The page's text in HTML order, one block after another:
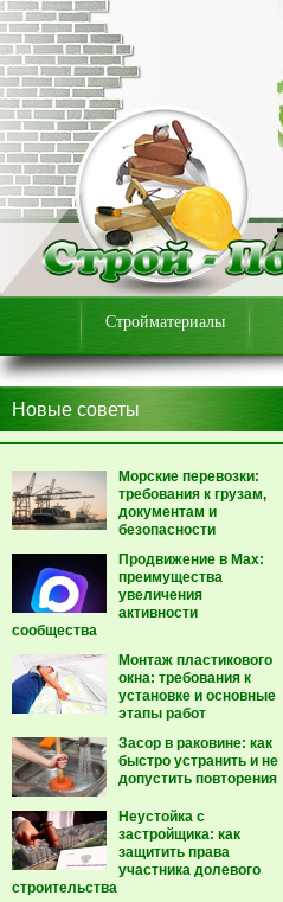
Стройматериалы
Новые советы
Морские перевозки:
требования к грузам,
документам и
безопасности
Продвижение в Max:
преимущества
увеличения
активности
сообщества
Монтаж пластикового
окна: требования к
установке и основные
этапы работ
Засор в раковине: как
быстро устранить и не
допустить повторения
Неустойка с
застройщика: как
защитить права
участника долевого
строительства